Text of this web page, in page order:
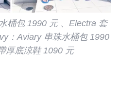
桶包 1990 元 、Electra 套
：Aviary 串珠水桶包 1990
厚底涼鞋 1090 元